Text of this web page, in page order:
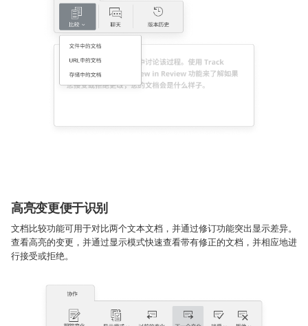
高亮变更便于识别
文档比较功能可用于对比两个文本文档，并通过修订功能突出显示差异。
查看高亮的变更，并通过显示模式快速查看带有修正的文档，并相应地进
行接受或拒绝。